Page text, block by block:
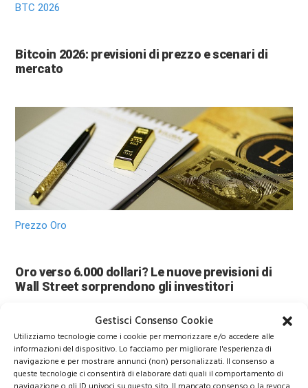
Gestisci Consenso Cookie
Utilizziamo tecnologie come i cookie per memorizzare e/o accedere alle
informazioni del dispositivo. Lo facciamo per migliorare l'esperienza di
navigazione e per mostrare annunci (non) personalizzati. Il consenso a
queste tecnologie ci consentirà di elaborare dati quali il comportamento di
BTC 2026
Bitcoin 2026: previsioni di prezzo e scenari di
mercato
Prezzo Oro
Oro verso 6.000 dollari? Le nuove previsioni di
Wall Street sorprendono gli investitori